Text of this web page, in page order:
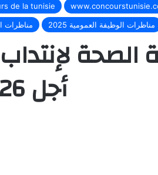
de la tunisie
مناظرات مناظرات الوظيفة العمومية 2025
الصحة
أجل 26 ديسمبر 2025